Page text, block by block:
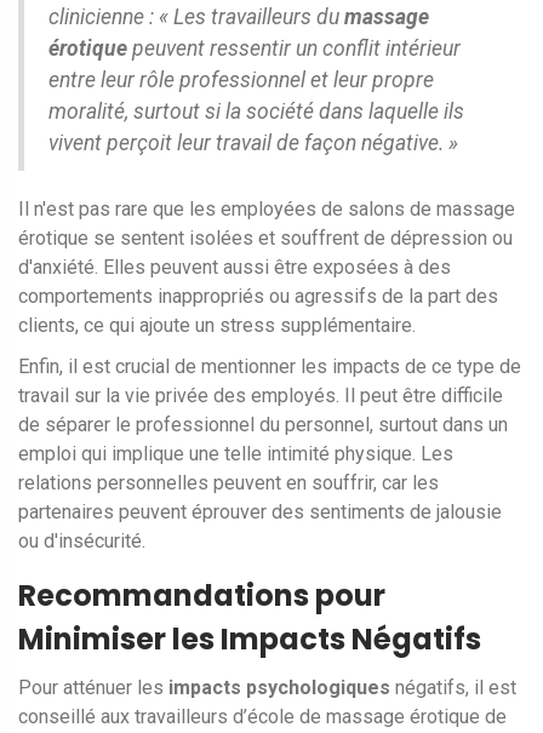
clinicienne : « Les travailleurs du massage
érotique peuvent ressentir un conflit intérieur
entre leur rôle professionnel et leur propre
moralité, surtout si la société dans laquelle ils
vivent perçoit leur travail de façon négative. »
Il n'est pas rare que les employées de salons de massage
érotique se sentent isolées et souffrent de dépression ou
d'anxiété. Elles peuvent aussi être exposées à des
comportements inappropriés ou agressifs de la part des
clients, ce qui ajoute un stress supplémentaire.
Enfin, il est crucial de mentionner les impacts de ce type de
travail sur la vie privée des employés. Il peut être difficile
de séparer le professionnel du personnel, surtout dans un
emploi qui implique une telle intimité physique. Les
relations personnelles peuvent en souffrir, car les
partenaires peuvent éprouver des sentiments de jalousie
ou d'insécurité.
Recommandations pour
Minimiser les Impacts Négatifs
Pour atténuer les impacts psychologiques négatifs, il est
conseillé aux travailleurs d’école de massage érotique de